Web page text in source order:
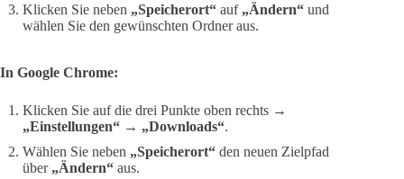
Klicken Sie neben „Speicherort“ auf „Ändern“ und
wählen Sie den gewünschten Ordner aus.
In Google Chrome:
Klicken Sie auf die drei Punkte oben rechts →
„Einstellungen“ → „Downloads“.
Wählen Sie neben „Speicherort“ den neuen Zielpfad
über „Ändern“ aus.